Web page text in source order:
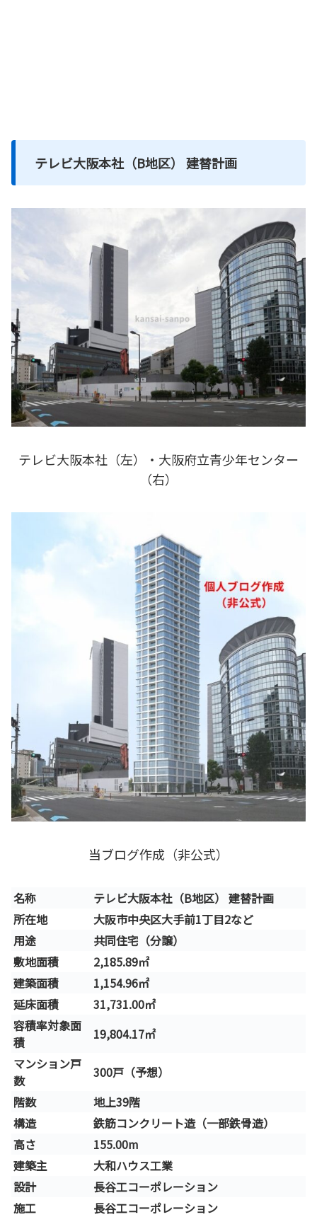
テレビ大阪本社（B地区） 建替計画
テレビ大阪本社（左）・大阪府立青少年センター
（右）
当ブログ作成（非公式）
名称
テレビ大阪本社（B地区） 建替計画
所在地
大阪市中央区大手前1丁目2など
用途
共同住宅（分譲）
敷地面積
2,185.89㎡
建築面積
1,154.96㎡
延床面積
31,731.00㎡
容積率対象面
積
19,804.17㎡
マンション戸
数
300戸（予想）
階数
地上39階
構造
鉄筋コンクリート造（一部鉄骨造）
高さ
155.00m
建築主
大和ハウス工業
設計
長谷工コーポレーション
施工
長谷工コーポレーション